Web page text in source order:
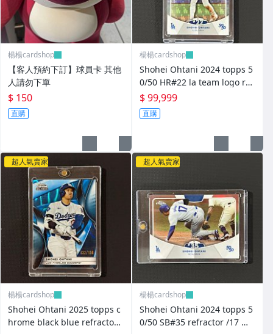
楊楊cardshop
【客人預約下訂】球員卡 其他
人請勿下單
$ 150
直購
楊楊cardshop
Shohei Ohtani 2024 topps 5
0/50 HR#22 la team logo ref
ractor /50 價格可聊聊
$ 99,999
直購
超人氣賣家
楊楊cardshop
Shohei Ohtani 2025 topps c
hrome black blue refractor /
超人氣賣家
楊楊cardshop
Shohei Ohtani 2024 topps 5
0/50 SB#35 refractor /17 價